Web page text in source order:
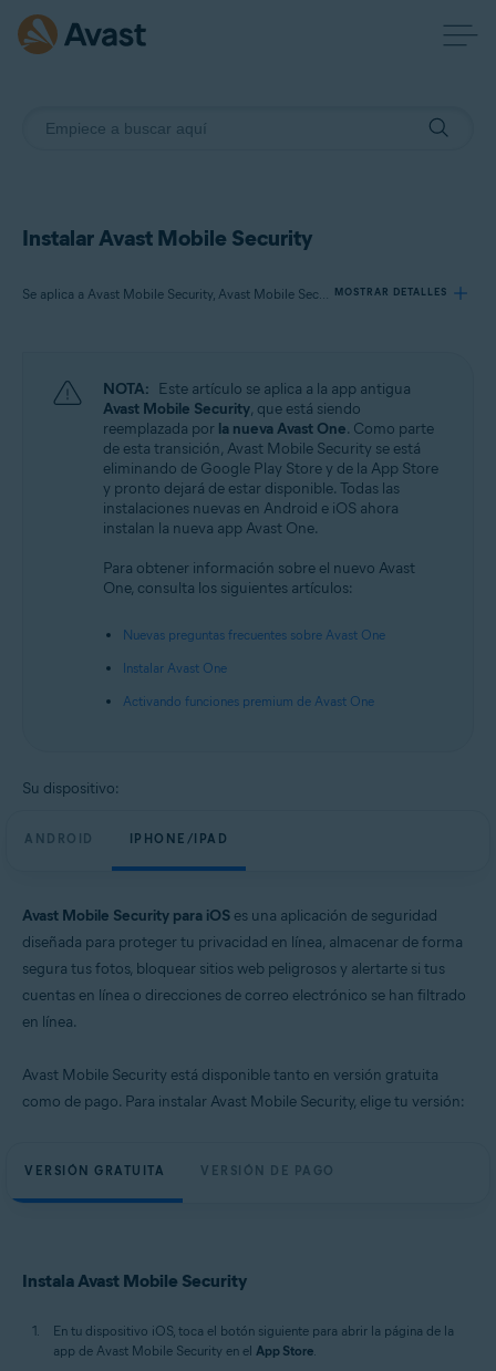
Instalar Avast Mobile Security
Se aplica a Avast Mobile Security, Avast Mobile Security Premium, Avast Mobile Security Ultimate MOSTRAR DETALLES
Avast Mobile Security
Avast Mobile Security Premium
Avast Mobile Security Ultimate
Sistemas operativos:
Android y iOS
NOTA: Este artículo se aplica a la app antigua
Avast Mobile Security, que está siendo
reemplazada por la nueva Avast One. Como parte
de esta transición, Avast Mobile Security se está
eliminando de Google Play Store y de la App Store
y pronto dejará de estar disponible. Todas las
instalaciones nuevas en Android e iOS ahora
instalan la nueva app Avast One.
Para obtener información sobre el nuevo Avast
One, consulta los siguientes artículos:
Nuevas preguntas frecuentes sobre Avast One
Instalar Avast One
Activando funciones premium de Avast One
Su dispositivo:
ANDROID IPHONE/IPAD
Avast Mobile Security para iOS es una aplicación de seguridad
diseñada para proteger tu privacidad en línea, almacenar de forma
segura tus fotos, bloquear sitios web peligrosos y alertarte si tus
cuentas en línea o direcciones de correo electrónico se han filtrado
en línea.
Avast Mobile Security está disponible tanto en versión gratuita
como de pago. Para instalar Avast Mobile Security, elige tu versión:
VERSIÓN GRATUITA VERSIÓN DE PAGO
Instala Avast Mobile Security
En tu dispositivo iOS, toca el botón siguiente para abrir la página de la
app de Avast Mobile Security en el App Store.